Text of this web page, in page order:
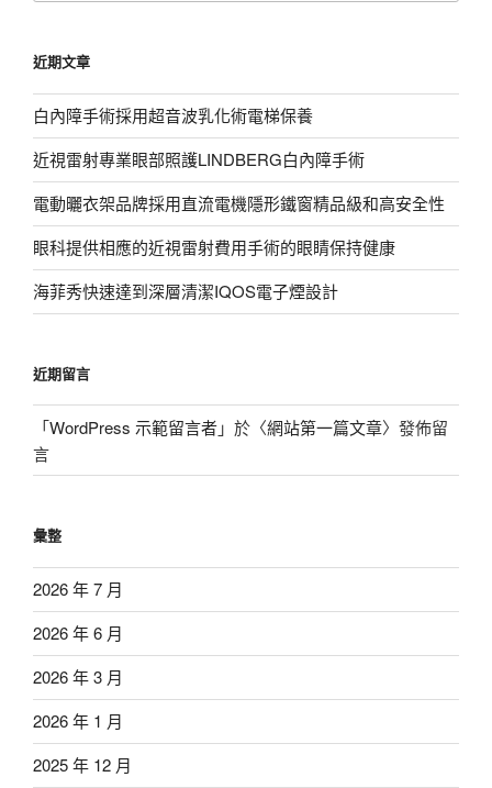
字:
近期文章
白內障手術採用超音波乳化術電梯保養
近視雷射專業眼部照護LINDBERG白內障手術
電動曬衣架品牌採用直流電機隱形鐵窗精品級和高安全性
眼科提供相應的近視雷射費用手術的眼睛保持健康
海菲秀快速達到深層清潔IQOS電子煙設計
近期留言
「WordPress 示範留言者」於〈網站第一篇文章〉發佈留
言
彙整
2026 年 7 月
2026 年 6 月
2026 年 3 月
2026 年 1 月
2025 年 12 月